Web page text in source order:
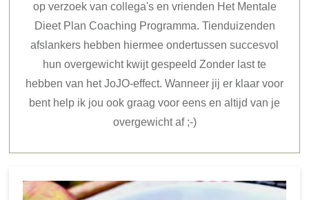
op verzoek van collega's en vrienden Het Mentale
Dieet Plan Coaching Programma. Tienduizenden
afslankers hebben hiermee ondertussen succesvol
hun overgewicht kwijt gespeeld Zonder last te
hebben van het JoJO-effect. Wanneer jij er klaar voor
bent help ik jou ook graag voor eens en altijd van je
overgewicht af ;-)